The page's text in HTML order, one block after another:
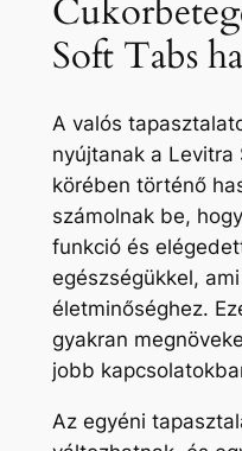
Soft Tabs
A valós
nyújtanak a
körében történő
számolnak be,
funkció és
egészségükkel,
életminőséghez.
gyakran
jobb
Az egyéni